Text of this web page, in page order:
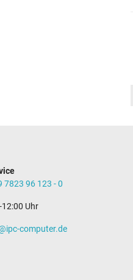
7823 96 123 - 0
12:00 Uhr
computer.de